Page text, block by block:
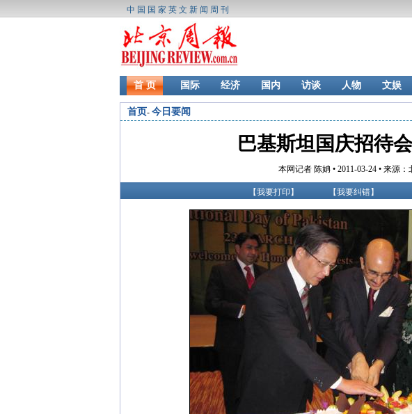
中国国家英文新闻周刊
首 页 国际 经济 国内 访谈 人物 文娱
首页- 今日要闻
巴基斯坦国庆招待
本网记者 陈姌 • 2011-03-24 • 来源：
【我要打印 】 【我要纠错】